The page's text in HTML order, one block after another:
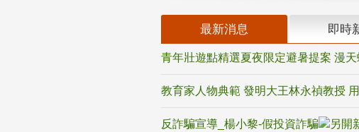
最新消息 即時
青年壯遊點精選夏夜限定避暑提案 漫
教育家人物典範 發明大王林永禎教授
反詐騙宣導_楊小黎-假投資詐騙